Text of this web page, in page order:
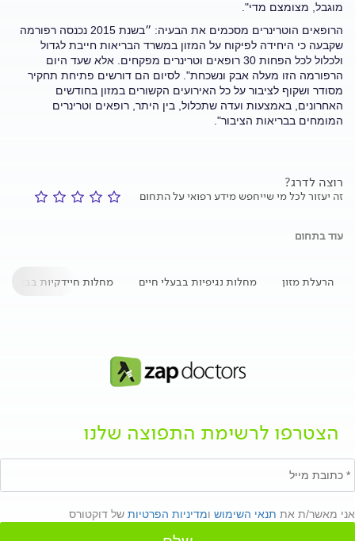
מוגבל, מצומצם מדי".
הרופאים הוטרינרים מסכמים את הבעיה: ״בשנת 2015 נכנסה רפורמה
שקבעה כי היחידה לפיקוח על המזון במשרד הבריאות חייבת לגדול
ולכלול לכל הפחות 30 רופאים וטרינרים מפקחים. אלא שעד היום
הרפורמה הזו מעלה אבק ונשכחת". לסיום הם דורשים פתיחת תחקיר
מסודר ושקוף לציבור על כל האירועים הקשורים במזון בחודשים
האחרונים, באמצעות ועדה שתכלול, בין היתר, רופאים וטרינרים
המומחים בבריאות הציבור".
רוצה לדרג?
זה יעזור לכל מי שייחפש מידע רפואי על התחום
עוד בתחום
הרעלת מזון מחלות נגיפיות בבעלי חיים מחלות חיידקיות בבעלי
הצטרפו לרשימת התפוצה שלנו
אני מאשר/ת את תנאי השימוש ומדיניות הפרטיות של דוקטורס